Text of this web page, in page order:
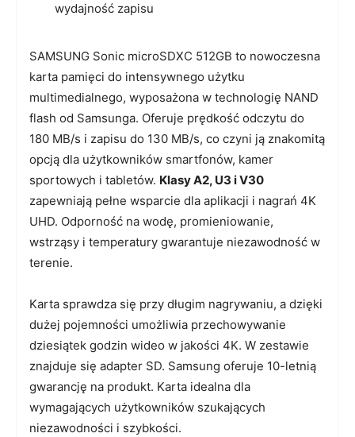
SAMSUNG Sonic microSDXC 512GB to nowoczesna
karta pamięci do intensywnego użytku
multimedialnego, wyposażona w technologię NAND
flash od Samsunga. Oferuje prędkość odczytu do
180 MB/s i zapisu do 130 MB/s, co czyni ją znakomitą
opcją dla użytkowników smartfonów, kamer
sportowych i tabletów. Klasy A2, U3 i V30
zapewniają pełne wsparcie dla aplikacji i nagrań 4K
UHD. Odporność na wodę, promieniowanie,
wstrząsy i temperatury gwarantuje niezawodność w
terenie.
Karta sprawdza się przy długim nagrywaniu, a dzięki
dużej pojemności umożliwia przechowywanie
dziesiątek godzin wideo w jakości 4K. W zestawie
znajduje się adapter SD. Samsung oferuje 10-letnią
gwarancję na produkt. Karta idealna dla
wymagających użytkowników szukających
niezawodności i szybkości.
wydajność zapisu